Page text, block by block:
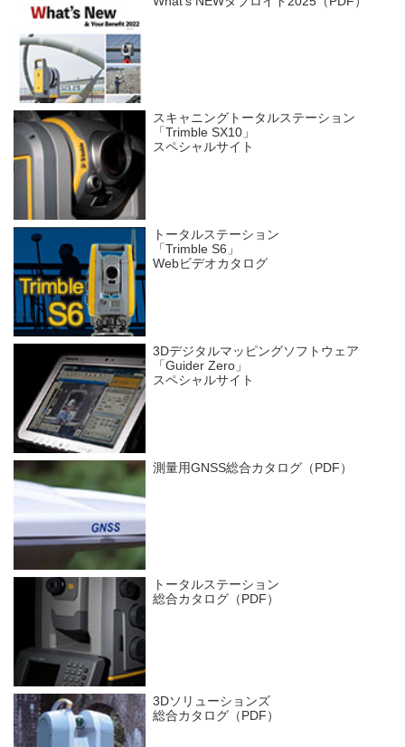
スキャニングトータルステーション
「Trimble SX10」
スペシャルサイト
トータルステーション
「Trimble S6」
Webビデオカタログ
3Dデジタルマッピングソフトウェア
「Guider Zero」
スペシャルサイト
測量用GNSS総合カタログ（PDF）
トータルステーション
総合カタログ（PDF）
3Dソリューションズ
総合カタログ（PDF）